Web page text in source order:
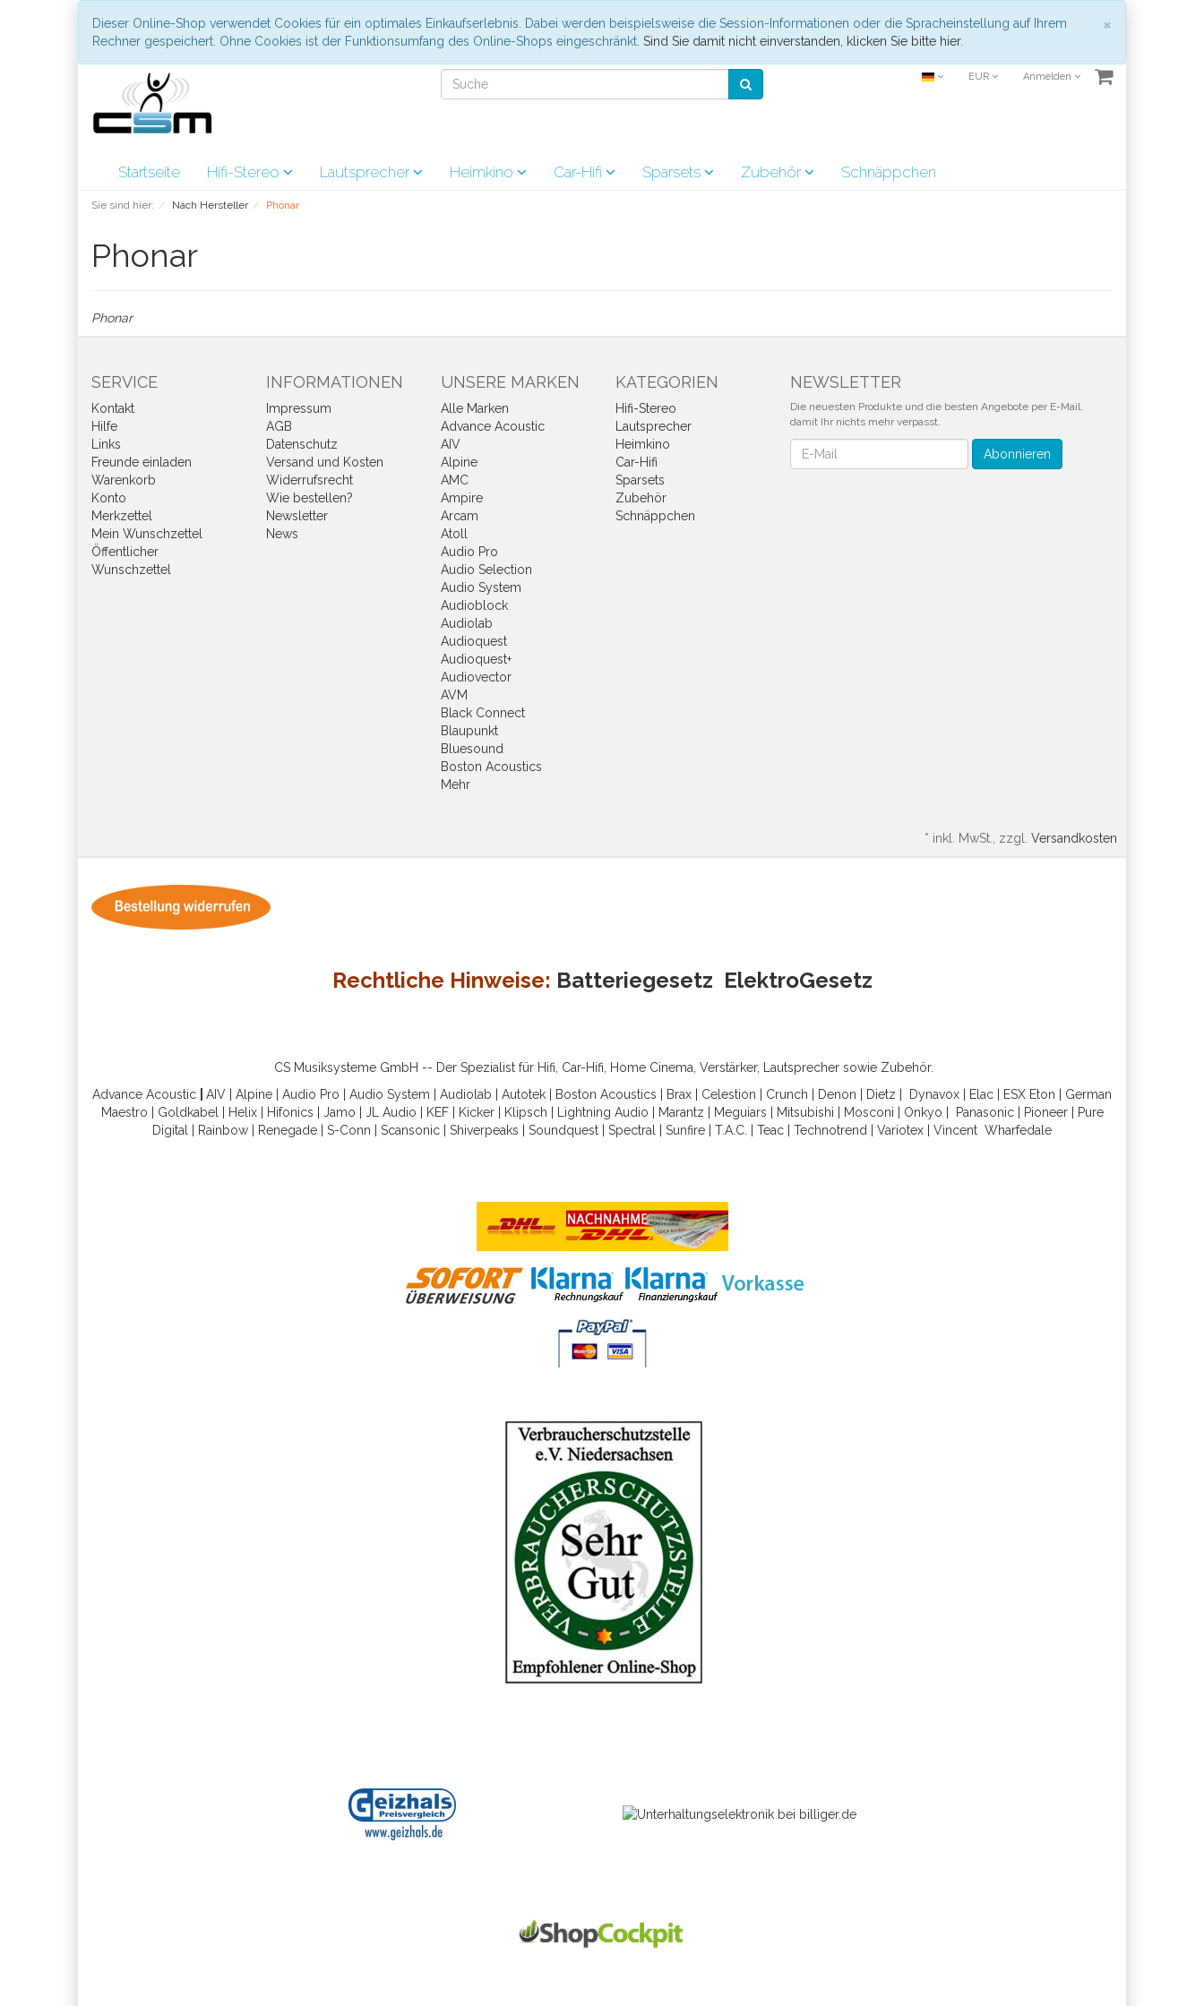
×
Dieser Online-Shop verwendet Cookies für ein optimales Einkaufserlebnis. Dabei werden beispielsweise die Session-Informationen oder die Spracheinstellung auf Ihrem
Rechner gespeichert. Ohne Cookies ist der Funktionsumfang des Online-Shops eingeschränkt. Sind Sie damit nicht einverstanden, klicken Sie bitte hier.
EUR Anmelden
Startseite Hifi-Stereo Lautsprecher Heimkino Car-Hifi Sparsets Zubehör Schnäppchen
Sie sind hier: Nach Hersteller Phonar
Phonar
Phonar
SERVICE
Kontakt
Hilfe
Links
Freunde einladen
Warenkorb
Konto
Merkzettel
Mein Wunschzettel
Öffentlicher
Wunschzettel
INFORMATIONEN
Impressum
AGB
Datenschutz
Versand und Kosten
Widerrufsrecht
Wie bestellen?
Newsletter
News
UNSERE MARKEN
Alle Marken
Advance Acoustic
AIV
Alpine
AMC
Ampire
Arcam
Atoll
Audio Pro
Audio Selection
Audio System
Audioblock
Audiolab
Audioquest
Audioquest+
Audiovector
AVM
Black Connect
Blaupunkt
Bluesound
Boston Acoustics
Mehr
KATEGORIEN
Hifi-Stereo
Lautsprecher
Heimkino
Car-Hifi
Sparsets
Zubehör
Schnäppchen
NEWSLETTER
Die neuesten Produkte und die besten Angebote per E-Mail,
damit Ihr nichts mehr verpasst.
Newsletter Abonnieren
* inkl. MwSt., zzgl. Versandkosten
Rechtliche Hinweise: Batteriegesetz ElektroGesetz
CS Musiksysteme GmbH -- Der Spezialist für Hifi, Car-Hifi, Home Cinema, Verstärker, Lautsprecher sowie Zubehör.
Advance Acoustic
AIV Alpine Audio Pro Audio System Audiolab Autotek Boston Acoustics Brax Celestion Crunch Denon Dietz Dynavox Elac ESX Eton
German
Maestro
Goldkabel Helix| Hifonics Jamo JL Audio KEF| Kicker| Klipsch Lightning Audio Marantz Meguiars Mitsubishi Mosconi Onkyo Panasonic| Pioneer|
Pure
Digital
Rainbow Renegade S-Conn Scansonic Shiverpeaks Soundquest Spectral Sunfire T.A.C. Teac Technotrend Variotex Vincent Wharfedal e